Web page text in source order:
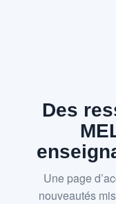
Des
Une page
nouveautés